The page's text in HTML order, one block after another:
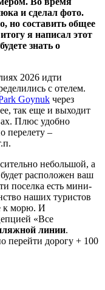
и сделал фото.
но составить общее
я написал этот
знать о
2026 идти
с отелем.
Goynuk через
так еще и выходит
Плюс удобно
перелету –
небольшой, а
расположен ваш
поселка есть мини-
наших туристов
к морю. И
«Все
линии.
перейти дорогу + 100